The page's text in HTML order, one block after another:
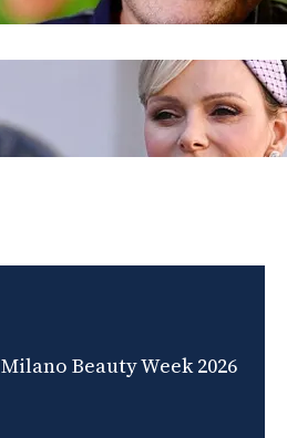
Milano Beauty Week 2026